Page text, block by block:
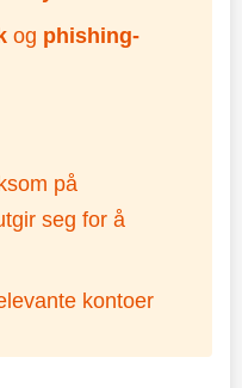
og phishing-
på
seg for å
kontoer